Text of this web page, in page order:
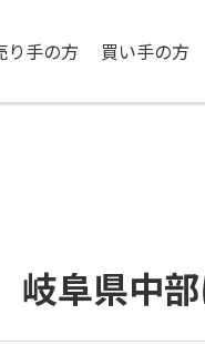
り手の方 買い手の方
阜県中